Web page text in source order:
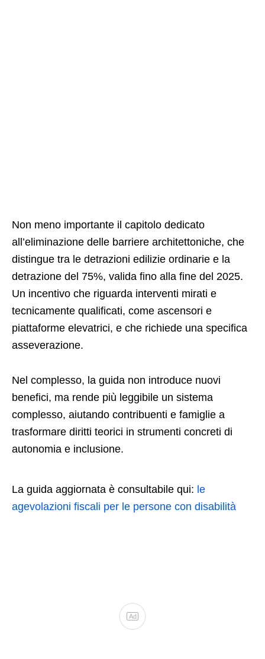
Non meno importante il capitolo dedicato
all’eliminazione delle barriere architettoniche, che
distingue tra le detrazioni edilizie ordinarie e la
detrazione del 75%, valida fino alla fine del 2025.
Un incentivo che riguarda interventi mirati e
tecnicamente qualificati, come ascensori e
piattaforme elevatrici, e che richiede una specifica
asseverazione.
Nel complesso, la guida non introduce nuovi
benefici, ma rende più leggibile un sistema
complesso, aiutando contribuenti e famiglie a
trasformare diritti teorici in strumenti concreti di
autonomia e inclusione.
La guida aggiornata è consultabile qui: le
agevolazioni fiscali per le persone con disabilità
Ad